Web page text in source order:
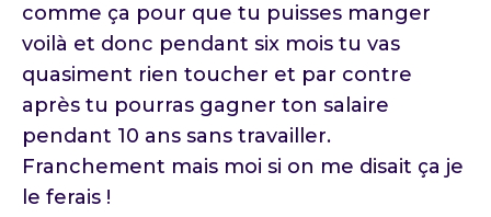
comme ça pour que tu puisses manger
voilà et donc pendant six mois tu vas
quasiment rien toucher et par contre
après tu pourras gagner ton salaire
pendant 10 ans sans travailler.
Franchement mais moi si on me disait ça je
le ferais !